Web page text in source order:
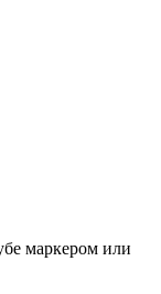
маркером или